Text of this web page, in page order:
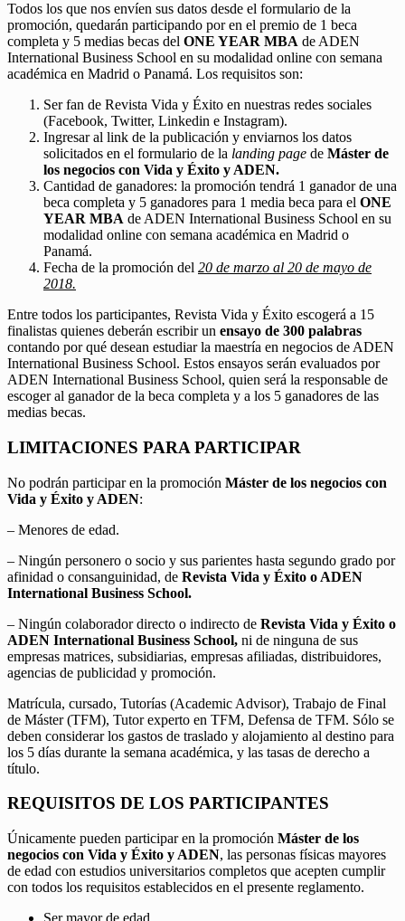
Todos los que nos envíen sus datos desde el formulario de la
promoción, quedarán participando por en el premio de 1 beca
completa y 5 medias becas del ONE YEAR MBA de ADEN
International Business School en su modalidad online con semana
académica en Madrid o Panamá. Los requisitos son:
Ser fan de Revista Vida y Éxito en nuestras redes sociales
(Facebook, Twitter, Linkedin e Instagram).
Ingresar al link de la publicación y enviarnos los datos
solicitados en el formulario de la landing page de Máster de
los negocios con Vida y Éxito y ADEN.
Cantidad de ganadores: la promoción tendrá 1 ganador de una
beca completa y 5 ganadores para 1 media beca para el ONE
YEAR MBA de ADEN International Business School en su
modalidad online con semana académica en Madrid o
Panamá.
Fecha de la promoción del 20 de marzo al 20 de mayo de
2018.
Entre todos los participantes, Revista Vida y Éxito escogerá a 15
finalistas quienes deberán escribir un ensayo de 300 palabras
contando por qué desean estudiar la maestría en negocios de ADEN
International Business School. Estos ensayos serán evaluados por
ADEN International Business School, quien será la responsable de
escoger al ganador de la beca completa y a los 5 ganadores de las
medias becas.
LIMITACIONES PARA PARTICIPAR
No podrán participar en la promoción Máster de los negocios con
Vida y Éxito y ADEN:
– Menores de edad.
– Ningún personero o socio y sus parientes hasta segundo grado por
afinidad o consanguinidad, de Revista Vida y Éxito o ADEN
International Business School.
– Ningún colaborador directo o indirecto de Revista Vida y Éxito o
ADEN International Business School, ni de ninguna de sus
empresas matrices, subsidiarias, empresas afiliadas, distribuidores,
agencias de publicidad y promoción.
Matrícula, cursado, Tutorías (Academic Advisor), Trabajo de Final
de Máster (TFM), Tutor experto en TFM, Defensa de TFM. Sólo se
deben considerar los gastos de traslado y alojamiento al destino para
los 5 días durante la semana académica, y las tasas de derecho a
título.
REQUISITOS DE LOS PARTICIPANTES
Únicamente pueden participar en la promoción Máster de los
negocios con Vida y Éxito y ADEN, las personas físicas mayores
de edad con estudios universitarios completos que acepten cumplir
con todos los requisitos establecidos en el presente reglamento.
Ser mayor de edad